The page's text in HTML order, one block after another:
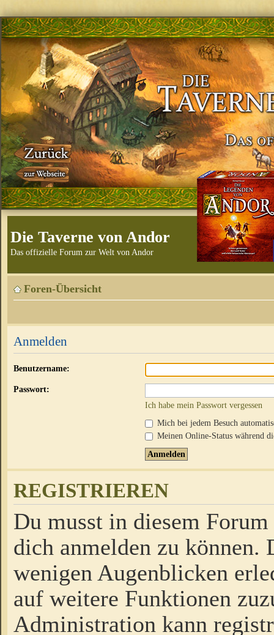
Die Taverne von Andor
Das offizielle Forum zur Welt von Andor
Foren-Übersicht
Anmelden
Benutzername:
Passwort:
Ich habe mein Passwort vergessen
Mich bei jedem Besuch
Meinen Online-Status während
REGISTRIEREN
Du musst in diesem
dich anmelden zu
wenigen Augenblicken
auf weitere Funktionen
Administration kann